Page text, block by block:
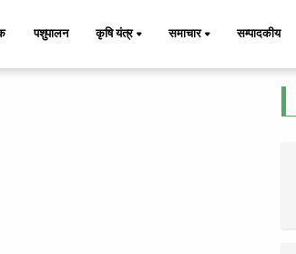
पशुपालन कृषि यंत्र समाचार सम्पादकीय